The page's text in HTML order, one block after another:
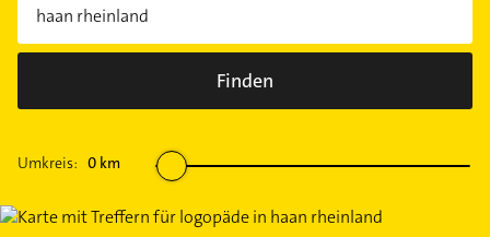
Finden
Umkreis: 0 km